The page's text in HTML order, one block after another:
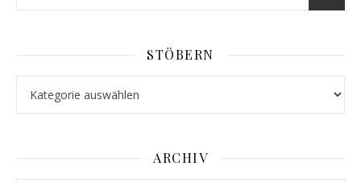
STÖBERN
ARCHIV